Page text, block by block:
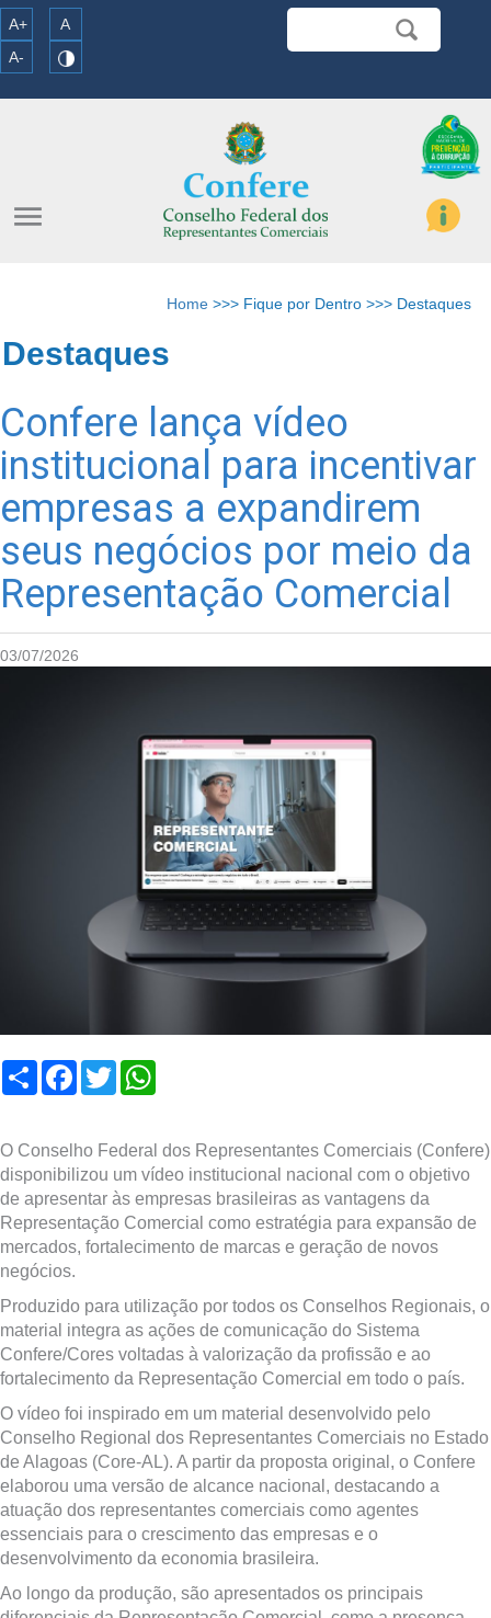
A+
A
A-
menu
Home >>> Fique por Dentro >>> Destaques
Destaques
Confere lança vídeo
institucional para incentivar
empresas a expandirem
seus negócios por meio da
Representação Comercial
03/07/2026
Compartilhar
Facebook
Twitter
O Conselho Federal dos Representantes Comerciais (Confere)
disponibilizou um vídeo institucional nacional com o objetivo
de apresentar às empresas brasileiras as vantagens da
Representação Comercial como estratégia para expansão de
mercados, fortalecimento de marcas e geração de novos
negócios.
Produzido para utilização por todos os Conselhos Regionais, o
material integra as ações de comunicação do Sistema
Confere/Cores voltadas à valorização da profissão e ao
fortalecimento da Representação Comercial em todo o país.
O vídeo foi inspirado em um material desenvolvido pelo
Conselho Regional dos Representantes Comerciais no Estado
de Alagoas (Core-AL). A partir da proposta original, o Confere
elaborou uma versão de alcance nacional, destacando a
atuação dos representantes comerciais como agentes
essenciais para o crescimento das empresas e o
desenvolvimento da economia brasileira.
Ao longo da produção, são apresentados os principais